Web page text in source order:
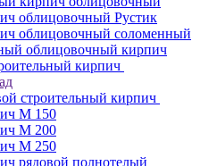
облицовочный Рустик
облицовочный соломенный
облицовочный кирпич
кирпич
строительный кирпич
М 150
М 200
М 250
рядовой полнотелый